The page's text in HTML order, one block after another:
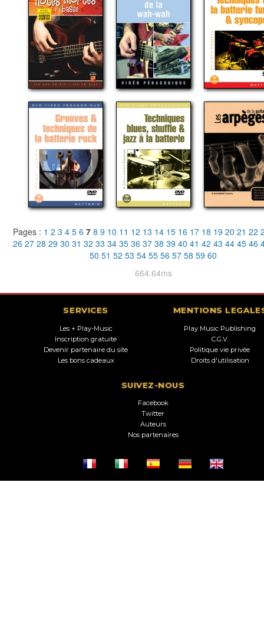
Pages : 1 2 3 4 5 6 7 8 9 10 11 12 13 14 15 16 17 18 19 20 21 22
26 27 28 29 30 31 32 33 34 35 36 37 38 39 40 41 42 43 44 45 46
50 51 52 53 54 55 56 57 58 59 60
664.64ms
SERVICES
Les + Play-Music
Inscription gratuite
Devenir partenaire du site
Les bons cadeaux
MENTIONS
Play Music Publishing
C.G.V.
Politique vie privée
Droits d'utilisation
SUIVEZ-NOUS
Facebook
Twitter
Auteurs
Nos partenaires